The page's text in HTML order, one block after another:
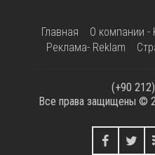
Главная О компании -
Реклама- Reklam
(+90
Все права защищены ©